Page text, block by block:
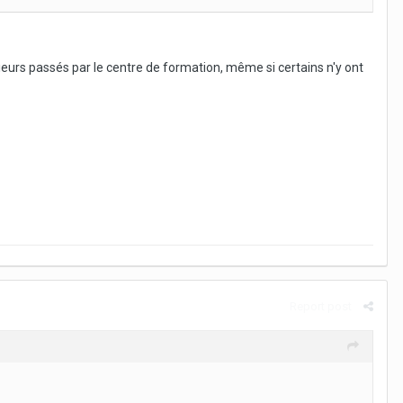
passés par le centre de formation, même si certains n'y ont